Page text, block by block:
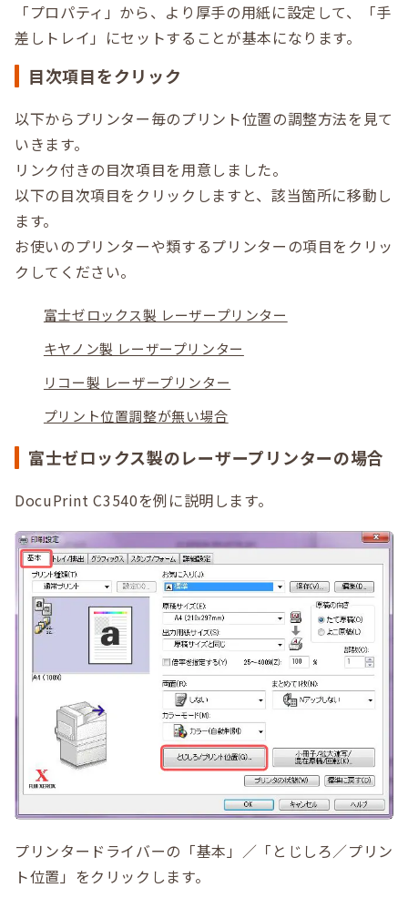
「プロパティ」から、より厚手の用紙に設定して、「手
差しトレイ」にセットすることが基本になります。
目次項目をクリック
以下からプリンター毎のプリント位置の調整方法を見て
いきます。
リンク付きの目次項目を用意しました。
以下の目次項目をクリックしますと、該当箇所に移動し
ます。
お使いのプリンターや類するプリンターの項目をクリッ
クしてください。
富士ゼロックス製 レーザープリンター
キヤノン製 レーザープリンター
リコー製 レーザープリンター
プリント位置調整が無い場合
富士ゼロックス製のレーザープリンターの場合
DocuPrint C3540を例に説明します。
プリンタードライバーの「基本」／「とじしろ／プリン
ト位置」をクリックします。